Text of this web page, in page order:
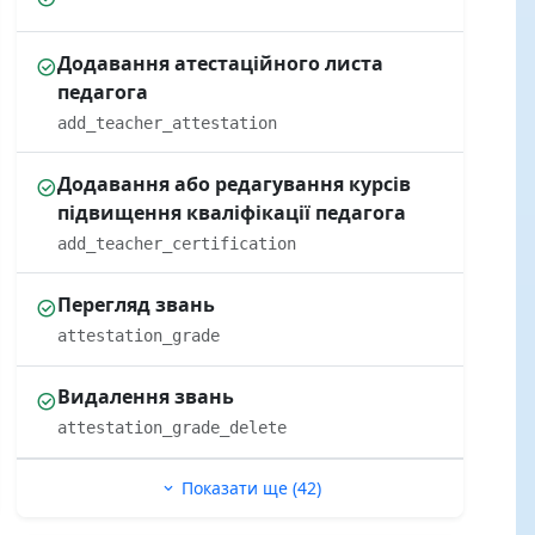
Додавання атестаційного листа
педагога
add_teacher_attestation
Додавання або редагування курсів
підвищення кваліфікації педагога
add_teacher_certification
Перегляд звань
attestation_grade
Видалення звань
attestation_grade_delete
Показати ще (42)